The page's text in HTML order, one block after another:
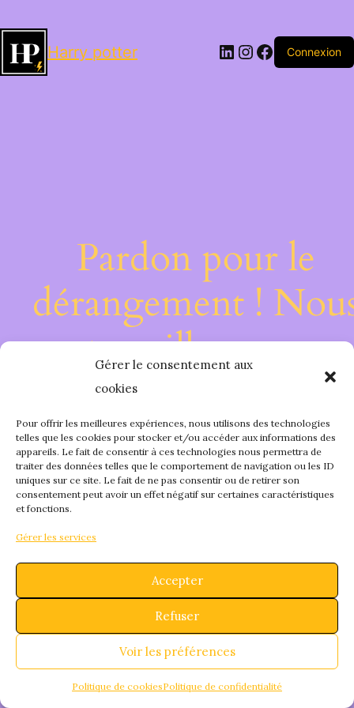
Gérer le consentement aux
cookies
Pour offrir les meilleures expériences, nous utilisons des technologies
telles que les cookies pour stocker et/ou accéder aux informations des
appareils. Le fait de consentir à ces technologies nous permettra de
traiter des données telles que le comportement de navigation ou les ID
uniques sur ce site. Le fait de ne pas consentir ou de retirer son
consentement peut avoir un effet négatif sur certaines caractéristiques
et fonctions.
Gérer les services
Accepter
Refuser
Voir les préférences
Politique de cookiesPolitique de confidentialité
Harry potter LinkedIn
Instagram
Facebook
Connexion
Pardon pour le
dérangement !
travaillons sur
quelque chose de
fantastique –
bientôt !